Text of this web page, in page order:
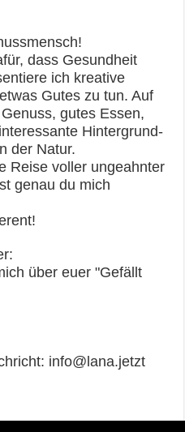
dass Gesundheit
ich kreative
Gutes zu tun. Auf
gutes Essen,
Hintergrund-
der Natur.
Reise voller ungeahnter
genau du mich
über euer "Gefällt
info@lana.jetzt